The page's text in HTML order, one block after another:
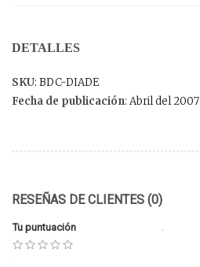
DETALLES
SKU: BDC-DIADE
Fecha de publicación: Abril del 2007
RESEÑAS DE CLIENTES (0)
Tu puntuación